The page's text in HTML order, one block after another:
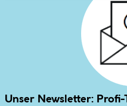
Unser Newsletter: